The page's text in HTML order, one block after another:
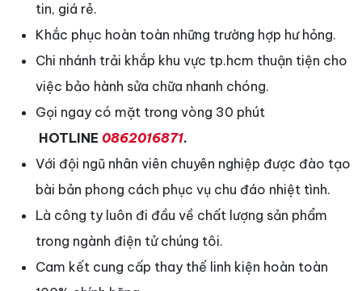
tin, giá rẻ.
Khắc phục hoàn toàn những trường hợp hư hỏng.
Chi nhánh trải khắp khu vực tp.hcm thuận tiện cho
việc bảo hành sửa chữa nhanh chóng.
Gọi ngay có mặt trong vòng 30 phút
HOTLINE 0862016871.
Với đội ngũ nhân viên chuyên nghiệp được đào tạo
bài bản phong cách phục vụ chu đáo nhiệt tình.
Là công ty luôn đi đầu về chất lượng sản phẩm
trong ngành điện tử chúng tôi.
Cam kết cung cấp thay thế linh kiện hoàn toàn